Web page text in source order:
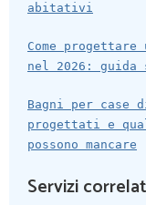
abitativi
Come
nel 2026: guida
Bagni per case
progettati e
possono mancare
Servizi